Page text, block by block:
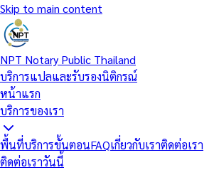
Skip to main content
NPT Notary Public Thailand
บริการแปลและรับรองนิติกรณ์
หน้าแรก
บริการของเรา
พื้นที่บริการขั้นตอนFAQเกี่ยวกับเราติดต่อเรา
ติดต่อเราวันนี้